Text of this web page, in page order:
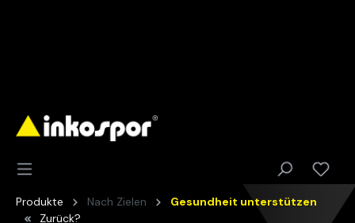
Produkte Nach Zielen
Gesundheit unterstützen
Zurück?